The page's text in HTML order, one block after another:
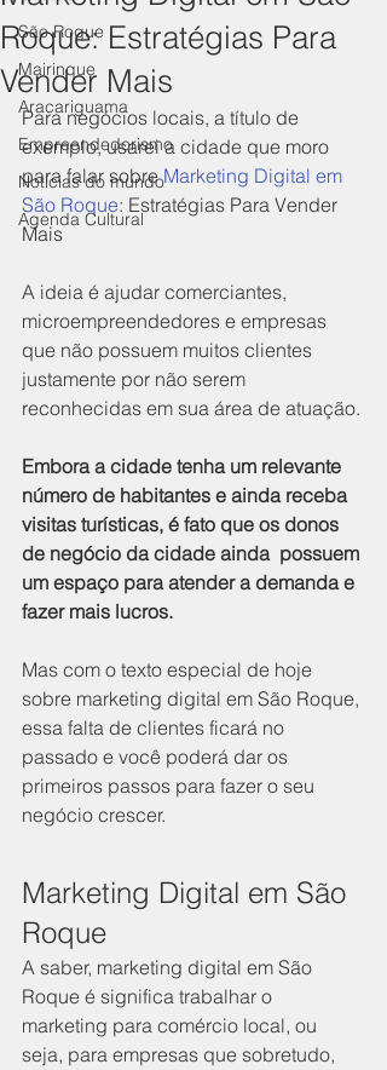
São Roque
Mairinque
Aracariguama
Empreendedorismo
Notícias do mundo
Agenda Cultural
Roque: Estratégias Para
Vender Mais
Para negócios locais, a título de
exemplo, usarei a cidade que moro
para falar sobre Marketing Digital em
São Roque: Estratégias Para Vender
Mais
A ideia é ajudar comerciantes,
microempreendedores e empresas
que não possuem muitos clientes
justamente por não serem
reconhecidas em sua área de atuação.
Embora a cidade tenha um relevante
número de habitantes e ainda receba
visitas turísticas, é fato que os donos
de negócio da cidade ainda  possuem
um espaço para atender a demanda e
fazer mais lucros.
Mas com o texto especial de hoje
sobre marketing digital em São Roque,
essa falta de clientes ficará no
passado e você poderá dar os
primeiros passos para fazer o seu
negócio crescer.
Marketing Digital em São
Roque
A saber, marketing digital em São
Roque é significa trabalhar o
marketing para comércio local, ou
seja, para empresas que sobretudo,